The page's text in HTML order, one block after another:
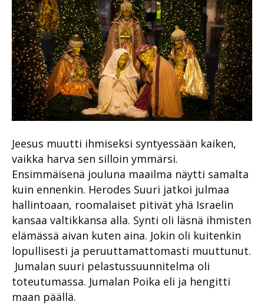
Jeesus muutti ihmiseksi syntyessään kaiken,
vaikka harva sen silloin ymmärsi.
Ensimmäisenä jouluna maailma näytti samalta
kuin ennenkin. Herodes Suuri jatkoi julmaa
hallintoaan, roomalaiset pitivät yhä Israelin
kansaa valtikkansa alla. Synti oli läsnä ihmisten
elämässä aivan kuten aina. Jokin oli kuitenkin
lopullisesti ja peruuttamattomasti muuttunut.
Jumalan suuri pelastussuunnitelma oli
toteutumassa. Jumalan Poika eli ja hengitti
maan päällä.